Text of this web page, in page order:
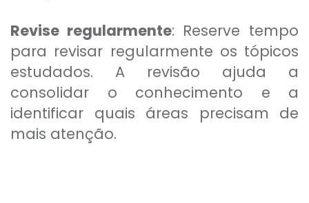
Revise regularmente: Reserve tempo
para revisar regularmente os tópicos
estudados. A revisão ajuda a
consolidar o conhecimento e a
identificar quais áreas precisam de
mais atenção.